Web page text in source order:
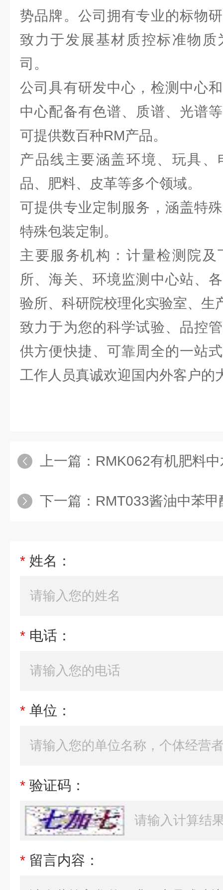
势品牌。公司拥有专业的标物
致力于发展基材质控标准物质
司。
公司具有研发中心，检测中心
中心配备有色谱、质谱、光谱
可提供数百种RM产品。
产品线主要涵盖环境、玩具
品、肥料、皮革等多个领域。
可提供专业定制服务，涵盖特
特殊包装定制。
主要服务机构：计量检测院
所、海关、环境监测中心站、
验所、科研院校理化实验室、生
致力于为您的科学试验、品控
供方便快捷、可靠周全的一站
工作人员真诚欢迎国内外客户的
上一篇： RMK062有机肥料中
下一篇： RMT033酱油中苯甲酸、山
* 姓名：
* 电话：
* 单位：
* 验证码：
* 留言内容：